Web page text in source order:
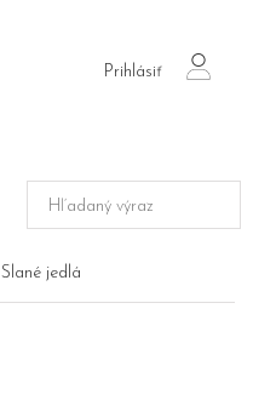
Prihlásiť
login
Slané jedlá